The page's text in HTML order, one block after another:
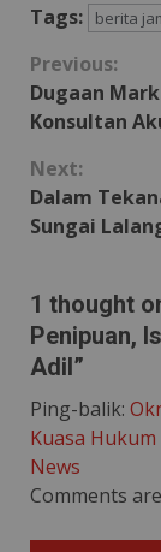
Tags: berita
Continue
Reading
Previous:
Dugaan
Konsultan
Next:
Dalam
Sungai
1 thought
Penipuan,
Adil”
Ping-balik:
Kuasa
News
Comments